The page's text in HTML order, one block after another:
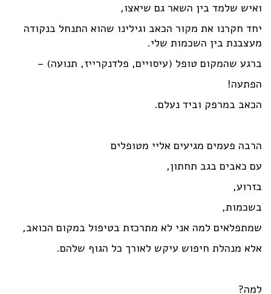
ואיש שלמד בין השאר גם שיאצו,
יחד חקרנו את מקור הכאב וגילינו שהוא התנחל בנקודה
מעצבנת בין השכמות שלי.
ברגע שהמקום טופל (עיסויים, פלדנקרייז, תנועה) –
הפתעה!
הכאב במרפק וביד נעלם.
הרבה פעמים מגיעים אליי מטופלים
עם כאבים בגב תחתון,
בזרוע,
בשכמות,
שמתפלאים למה אני לא מתרכזת בטיפול במקום הכואב,
אלא מנהלת חיפוש עיקש לאורך כל הגוף שלהם.
למה?